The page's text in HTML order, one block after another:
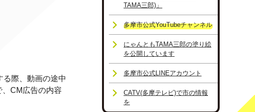
際、動画の途中
CM広告の内容
TAMA三郎)」
多摩市公式YouTubeチャンネル
にゃんともTAMA三郎の塗り絵
を公開しています
多摩市公式LINEアカウント
CATV(多摩テレビ)で市の情報
を